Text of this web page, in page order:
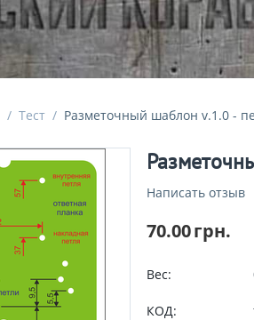
/ Тест / Разметочный шаблон v.1.0 -
Написать отзыв
70.00грн.
Вес:
КОД: